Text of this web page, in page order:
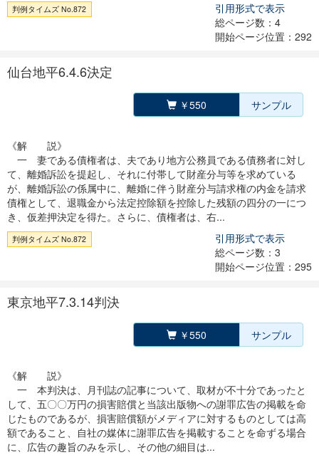
判例タイムズ No.872
引用形式で表示
総ページ数：4
開始ページ位置：292
仙台地平6.4.6決定
￥550 サンプル
《解 説》
一 妻である債権者は、夫であり地方公務員である債務者に対し
て、離婚訴訟を提起し、それに付帯して財産分与等を求めている
が、離婚訴訟の係属中に、離婚に伴う財産分与請求権の内金を請求
債権として、退職金から法定控除額を控除した残額の四分の一につ
き、仮差押決定を得た。さらに、債権者は、右...
判例タイムズ No.872
引用形式で表示
総ページ数：3
開始ページ位置：295
東京地平7.3.14判決
￥550 サンプル
《解 説》
一 本判決は、月刊誌の記事について、取材が不十分であったと
して、五〇〇万円の損害賠償と当該出版物への謝罪広告の掲載を命
じたものであるが、損害賠償額がメディアに対するものとしては高
額であること、自社の媒体に謝罪広告を掲載することを命ずる場合
に、広告の趣旨のみを示し、その他の細目は...